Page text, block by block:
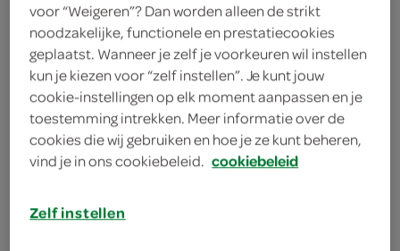
Let op: aanbiedingen zijn niet zichtbaar bij de
producten, maar worden wél automatisch
verwerkt in de winkelmand.
voor “Weigeren”? Dan worden alleen de strikt
noodzakelijke, functionele en prestatiecookies
geplaatst. Wanneer je zelf je voorkeuren wil instellen
kun je kiezen voor “zelf instellen”. Je kunt jouw
cookie-instellingen op elk moment aanpassen en je
toestemming intrekken. Meer informatie over de
cookies die wij gebruiken en hoe je ze kunt beheren,
vind je in ons cookiebeleid. cookiebeleid
Zelf instellen